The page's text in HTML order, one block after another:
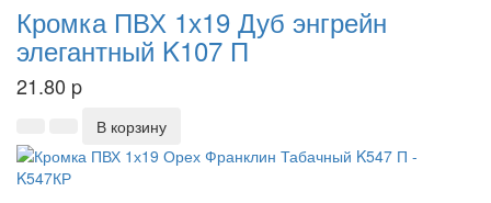
Кромка ПВХ 1х19 Дуб энгрейн
элегантный K107 П
21.80 p
В корзину